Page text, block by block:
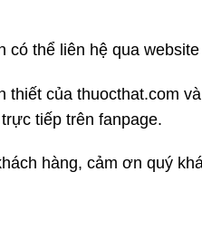
có thể liên hệ qua website
của thuocthat.com
tiếp trên fanpage.
hàng, cảm ơn quý